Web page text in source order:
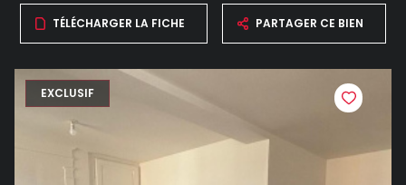
TÉLÉCHARGER LA FICHE PARTAGER CE BIEN
EXCLUSIF